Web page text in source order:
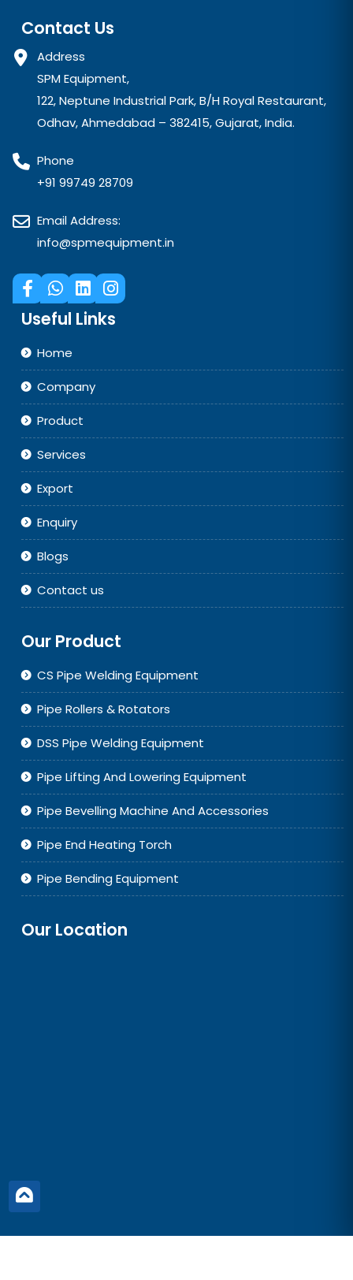
Contact Us
Address
SPM Equipment,
122, Neptune Industrial Park, B/H Royal Restaurant,
Odhav, Ahmedabad – 382415, Gujarat, India.
Phone
+91 99749 28709
Email Address:
info@spmequipment.in
Useful Links
Home
Company
Product
Services
Export
Enquiry
Blogs
Contact us
Our Product
CS Pipe Welding Equipment
Pipe Rollers & Rotators
DSS Pipe Welding Equipment
Pipe Lifting And Lowering Equipment
Pipe Bevelling Machine And Accessories
Pipe End Heating Torch
Pipe Bending Equipment
Our Location